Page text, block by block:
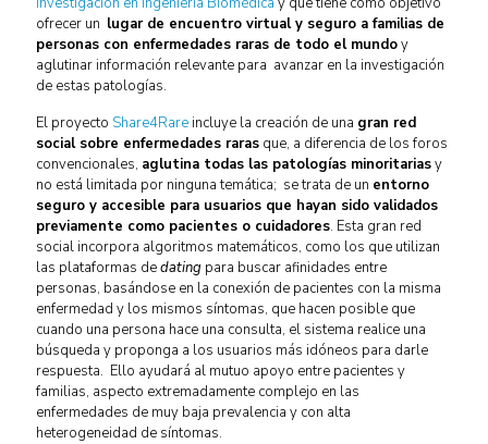
ofrecer un lugar de encuentro virtual y seguro a familias de
personas con enfermedades raras de todo el mundoy
aglutinar información relevante para avanzar en la investigación
de estas patologías.
El proyecto Share4Rare incluye la creación de una gran red
social sobre enfermedades raras que, a diferencia de los foros
convencionales, aglutina todas las patologías minoritariasy
no está limitada por ninguna temática; se trata de un entorno
seguro y accesible para usuarios que hayan sido validados
previamente como pacientes o cuidadores. Esta gran red
social incorpora algoritmos matemáticos, como los que utilizan
las plataformas dedating para buscar afinidades entre
personas, basándose en la conexión de pacientes con la misma
enfermedad y los mismos síntomas, que hacen posible que
cuando una persona hace una consulta, el sistema realice una
búsqueda y proponga a los usuarios más idóneos para darle
respuesta. Ello ayudará al mutuo apoyo entre pacientes y
familias, aspecto extremadamente complejo en las
enfermedades de muy baja prevalencia y con alta
heterogeneidad de síntomas.